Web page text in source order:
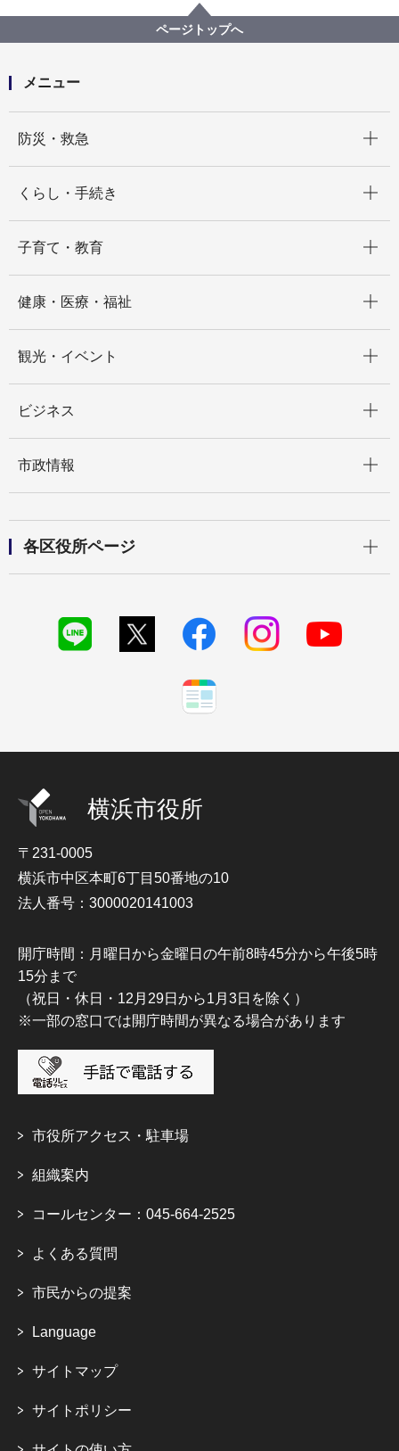
宅地開発関連手続・法令・許認可
既存擁壁・大規模盛土造成地・盛土の総点検の結果
大規模盛土造成地
ページトップへ
メニュー
防災・救急
くらし・手続き
子育て・教育
健康・医療・福祉
観光・イベント
ビジネス
市政情報
各区役所ページ
横浜市役所
〒231-0005
横浜市中区本町6丁目50番地の10
法人番号：3000020141003
開庁時間：月曜日から金曜日の午前8時45分から午後5時
15分まで
（祝日・休日・12月29日から1月3日を除く）
※一部の窓口では開庁時間が異なる場合があります
市役所アクセス・駐車場
組織案内
コールセンター：045-664-2525
よくある質問
市民からの提案
Language
サイトマップ
サイトポリシー